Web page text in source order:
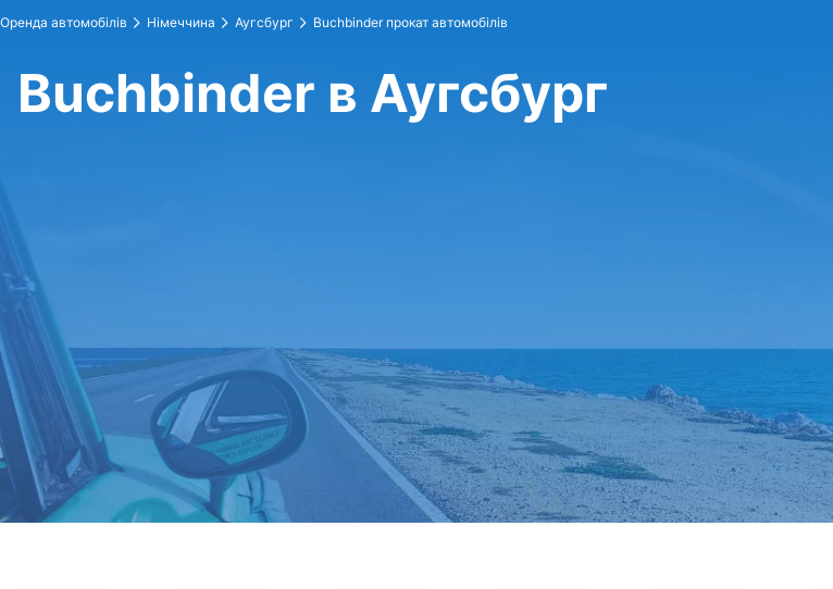
Оренда автомобілів Німеччина Аугсбург Buchbinder прокат автомобілів
Buchbinder в Аугсбург